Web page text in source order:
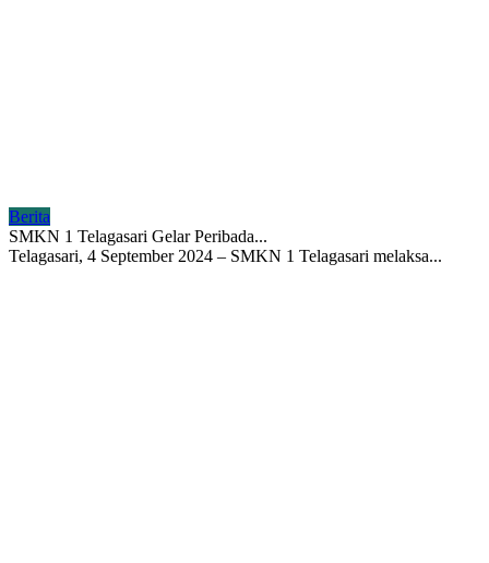
Berita
SMKN 1 Telagasari Gelar Peribada...
Telagasari, 4 September 2024 – SMKN 1 Telagasari melaksa...